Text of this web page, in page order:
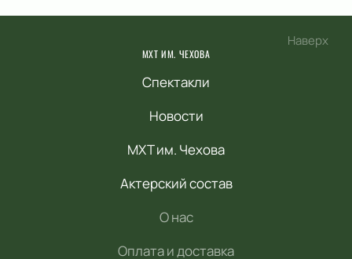
Наверх
МХТ ИМ. ЧЕХОВА
Спектакли
Новости
МХТ им. Чехова
Актерский состав
О нас
Оплата и доставка